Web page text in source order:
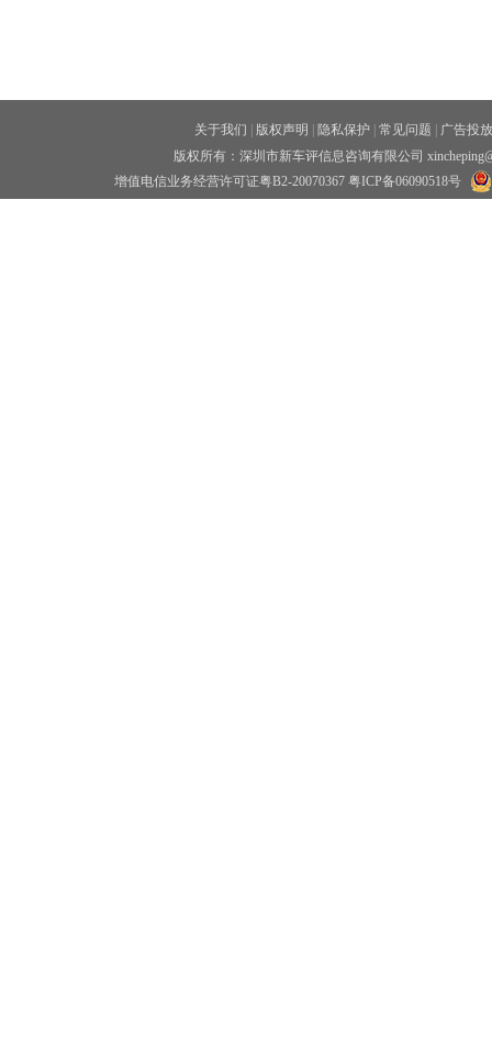
关于我们 版权声明 隐私保护 常见问题
广告投放
版权所有：深圳市新车评信息咨询有限公司
增值电信业务经营许可证粤B2-20070367 粤ICP备06090518号